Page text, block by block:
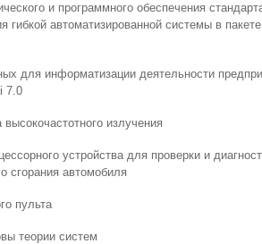
и программного обеспечения
гибкой автоматизированной системы в пакете
для информатизации деятельности
7.0
высокочастотного излучения
устройства для проверки и
сгорания автомобиля
пульта
теории систем